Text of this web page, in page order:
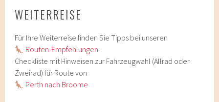
WEITERREISE
Für Ihre Weiterreise finden Sie Tipps bei unseren
Routen-Empfehlungen.
Checkliste mit Hinweisen zur Fahrzeugwahl (Allrad oder
Zweirad) für Route von
Perth nach Broome